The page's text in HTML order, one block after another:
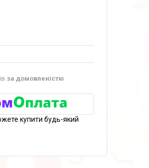
за домовленістю
купити будь-який